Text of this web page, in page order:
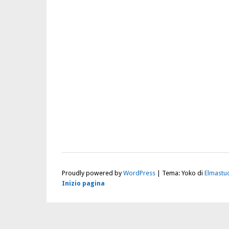
Proudly powered by WordPress Tema: Yoko di
Inizio pagina